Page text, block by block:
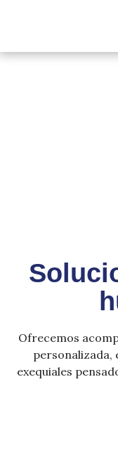
Ofrecemos
personalizada,
exequiales